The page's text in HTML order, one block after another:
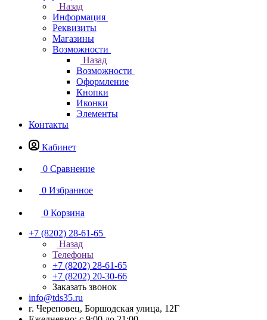
Назад
Информация
Реквизиты
Магазины
Возможности
Назад
Возможности
Оформление
Кнопки
Иконки
Элементы
Контакты
Кабинет
0 Сравнение
0 Избранное
0 Корзина
+7 (8202) 28‑61-65
Назад
Телефоны
+7 (8202) 28‑61-65
+7 (8202) 20‑30-66
Заказать звонок
info@tds35.ru
г. Череповец, Боршодская улица, 12Г